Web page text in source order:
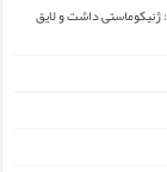
انتقاد تند یوتیوبر کانادایی از قهرمانی سمسون داودا در مستر المپیا ۲۰۲۴: ژنیکوماستی داشت و لایق